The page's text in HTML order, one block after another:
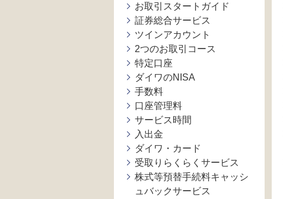
お取引スタートガイド
証券総合サービス
ツインアカウント
2つのお取引コース
特定口座
ダイワのNISA
手数料
口座管理料
サービス時間
入出金
ダイワ・カード
受取りらくらくサービス
株式等預替手続料キャッシ
ュバックサービス